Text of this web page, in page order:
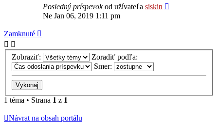
Posledný príspevokod užívateľa siskin
Ne Jan 06, 2019 1:11 pm
Zamknuté
Zobraziť:
Zoradiť podľa:
Smer:
1 téma • Strana 1 z 1
Návrat na obsah portálu